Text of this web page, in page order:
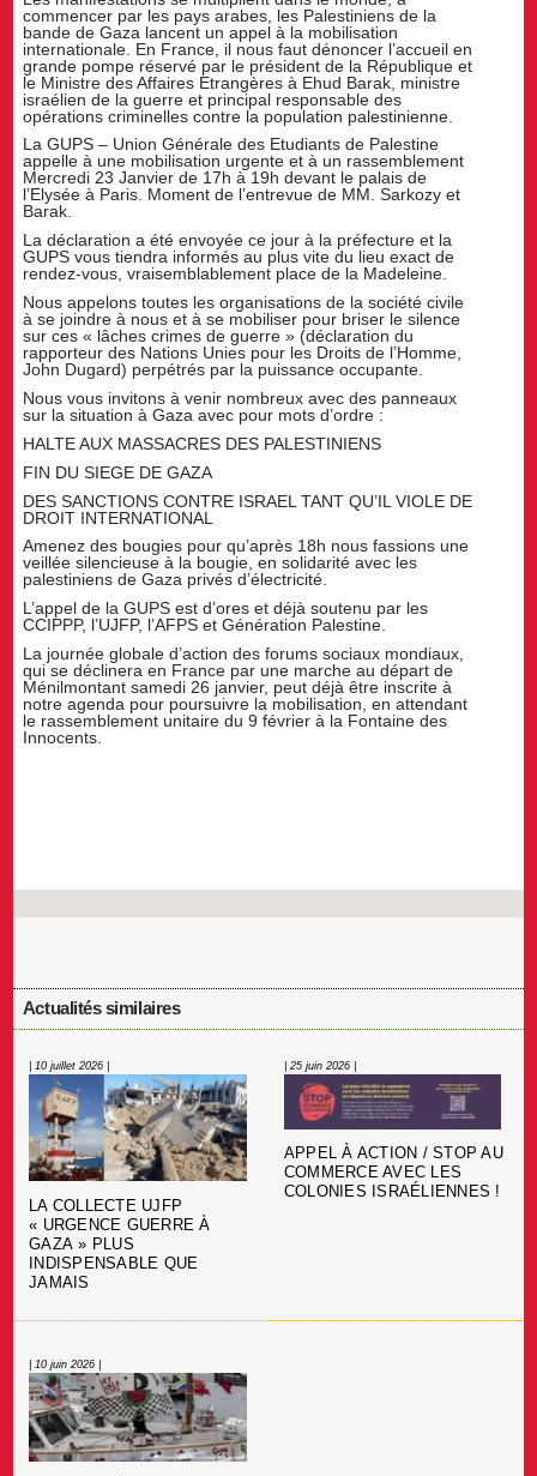
commencer par les pays arabes, les Palestiniens de la
bande de Gaza lancent un appel à la mobilisation
internationale. En France, il nous faut dénoncer l’accueil en
grande pompe réservé par le président de la République et
le Ministre des Affaires Etrangères à Ehud Barak, ministre
israélien de la guerre et principal responsable des
opérations criminelles contre la population palestinienne.
La GUPS – Union Générale des Etudiants de Palestine
appelle à une mobilisation urgente et à un rassemblement
Mercredi 23 Janvier de 17h à 19h devant le palais de
l’Elysée à Paris. Moment de l’entrevue de MM. Sarkozy et
Barak.
La déclaration a été envoyée ce jour à la préfecture et la
GUPS vous tiendra informés au plus vite du lieu exact de
rendez-vous, vraisemblablement place de la Madeleine.
Nous appelons toutes les organisations de la société civile
à se joindre à nous et à se mobiliser pour briser le silence
sur ces « lâches crimes de guerre » (déclaration du
rapporteur des Nations Unies pour les Droits de l’Homme,
John Dugard) perpétrés par la puissance occupante.
Nous vous invitons à venir nombreux avec des panneaux
sur la situation à Gaza avec pour mots d’ordre :
HALTE AUX MASSACRES DES PALESTINIENS
FIN DU SIEGE DE GAZA
DES SANCTIONS CONTRE ISRAEL TANT QU’IL VIOLE DE
DROIT INTERNATIONAL
Amenez des bougies pour qu’après 18h nous fassions une
veillée silencieuse à la bougie, en solidarité avec les
palestiniens de Gaza privés d’électricité.
L’appel de la GUPS est d’ores et déjà soutenu par les
CCIPPP, l’UJFP, l’AFPS et Génération Palestine.
La journée globale d’action des forums sociaux mondiaux,
qui se déclinera en France par une marche au départ de
Ménilmontant samedi 26 janvier, peut déjà être inscrite à
notre agenda pour poursuivre la mobilisation, en attendant
le rassemblement unitaire du 9 février à la Fontaine des
Innocents.
Actualités similaires
| 10 juillet 2026 |
LA COLLECTE UJFP
« URGENCE GUERRE À
GAZA » PLUS
INDISPENSABLE QUE
JAMAIS
| 25 juin 2026 |
APPEL À ACTION / STOP AU
COMMERCE AVEC LES
COLONIES ISRAÉLIENNES !
| 10 juin 2026 |